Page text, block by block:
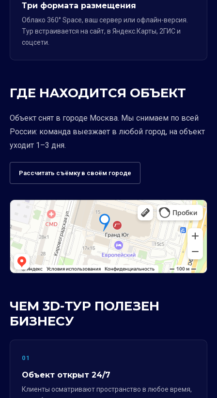
Три формата размещения
Облако 360° Space, ваш сервер или офлайн-версия.
Тур встраивается на сайт, в Яндекс.Карты, 2ГИС и
соцсети.
ГДЕ НАХОДИТСЯ ОБЪЕКТ
Объект снят в городе Москва. Мы снимаем по всей
России: команда выезжает в любой город, на объект
уходит 1–3 дня.
Рассчитать съёмку в своём городе
ЧЕМ 3D-ТУР ПОЛЕЗЕН
БИЗНЕСУ
01
Объект открыт 24/7
Клиенты осматривают пространство в любое время,